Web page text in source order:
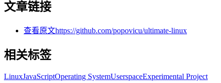
文章链接
查看原文https://github.com/popovicu/ultimate-linux
相关标签
LinuxJavaScriptOperating SystemUserspaceExperimental Project